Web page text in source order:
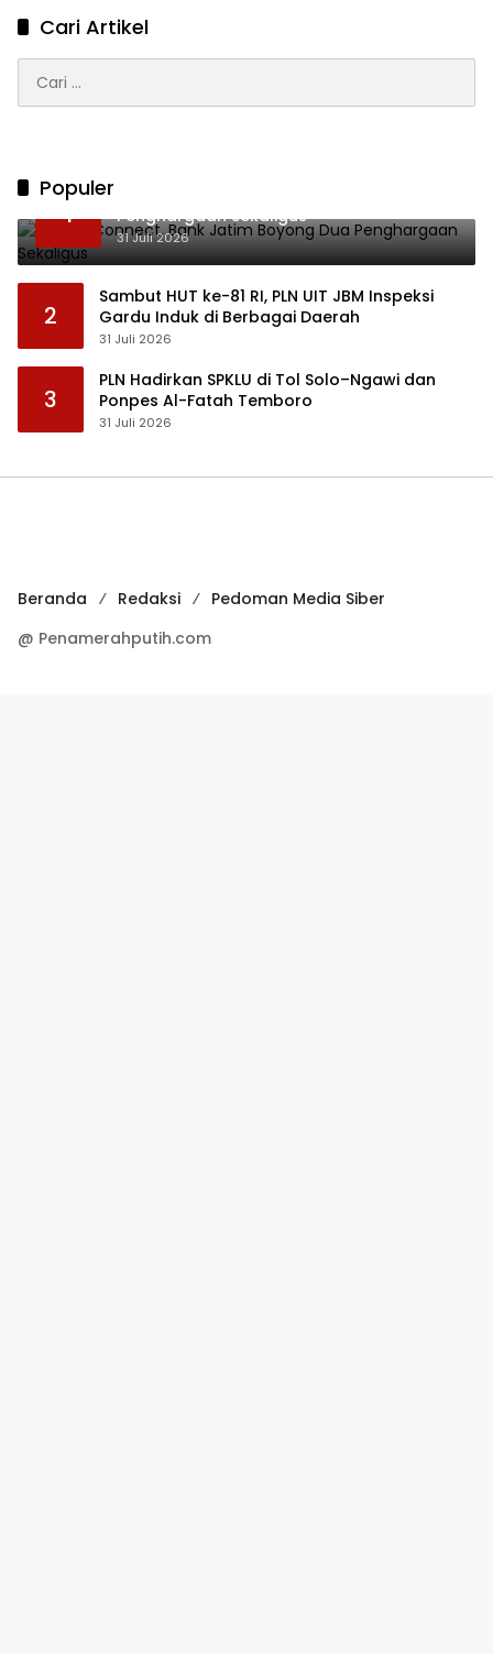
Cari Artikel
untuk:
Populer
1
Penghargaan Sekaligus
31 Juli 2026
2
Sambut HUT ke-81 RI, PLN UIT JBM Inspeksi
Gardu Induk di Berbagai Daerah
31 Juli 2026
3
PLN Hadirkan SPKLU di Tol Solo–Ngawi dan
Ponpes Al-Fatah Temboro
31 Juli 2026
Beranda Redaksi
Pedoman Media Siber
@ Penamerahputih.com